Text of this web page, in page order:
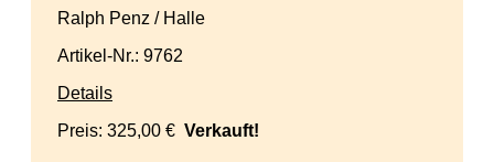
Ralph Penz / Halle
Artikel-Nr.: 9762
Details
Preis: 325,00 € Verkauft!